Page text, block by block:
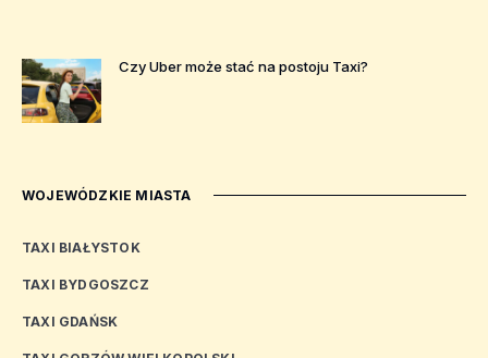
Czy Uber może stać na postoju Taxi?
WOJEWÓDZKIE MIASTA
TAXI BIAŁYSTOK
TAXI BYDGOSZCZ
TAXI GDAŃSK